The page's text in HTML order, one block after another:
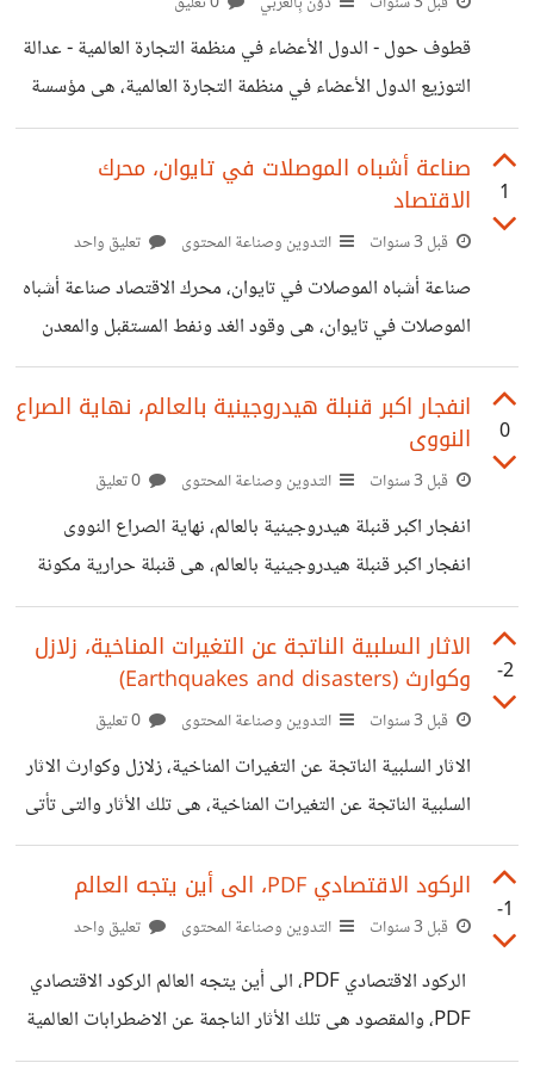
نعم الاقتصاد والذى هو هدف رئيس للولايات المتحدة ومبدأ
للتحرك صوبه، فالولايات المتحدة عنما ترغب فى شىء فالجميع
قطوف حول - الدول الأعضاء في منظمة التجارة العالمية - عدالة
التوزيع الدول الأعضاء في منظمة التجارة العالمية، هى مؤسسة
تم انشائها وذلك من أجل تحقيق التكامل الاقتصادى وتحرير
التجارة بين الدول الأعضاء، تابعونا على قطوف. الدول الأعضاء
في منظمة التجارة العالمية الدول الأعضاء في منظمة التجارة
العالمية عندما نتحدث عن الدول الأعضاء في منظمة التجارة
العالمية فاننا بصدد التعرف على الهدف من انشاء المنظمة، فقد تم
تأسيس منظمة التجارة العالمية لتحقيق مبدأ تكافؤ الفرص بين
1
صناعة أشباه الموصلات في تايوان، محرك
الاقتصاد
قبل 3 سنوات التدوين وصناعة المحتوى تعليق واحد
صناعة أشباه الموصلات في تايوان، محرك الاقتصاد صناعة أشباه
الموصلات في تايوان، هى وقود الغد ونفط المستقبل والمعدن
الأصفر وسر التقدم الصناعى والتقنى، تابعونا على قطوف. صناعة
أشباه الموصلات في تايوان صناعة أشباه الموصلات في تايوان
فى اطار الصراع الصينى الأمريكى يتسائل الكثيرين حول هل
الصين تصنع الرقائق الإلكترونية أم لا؟، وهل يسمح لها الخصم
اللدود (الولايات المتحدة) بالترخيص لانتاج هذة التكنولوجيا
المتطورة، كل هذا وأكثر ما سوف نتعرف عليه فى السطور القليلة
0
انفجار اكبر قنبلة هيدروجينية بالعالم، نهاية الصراع
النووى
قبل 3 سنوات التدوين وصناعة المحتوى
انفجار اكبر قنبلة هيدروجينية بالعالم، نهاية الصراع النووى
انفجار اكبر قنبلة هيدروجينية بالعالم، هى قنبلة حرارية مكونة
من عناصر الاندماج المكافئة والمكونة من الهيدروجين وتعد أقوى
من الانفجار النووى، تابع قطوف. انفجار اكبر قنبلة هيدروجينية
بالعالم تعتمد هذة القنبلة على توليد الاندماج الحرارى بين عناصر
(الهيدروجين) والذى يفوق السلاح النووى، تعد القنبلة
الهيدروجينية من أكبر أسلحة الدمار الشامل وهى قوة تدميرية
تفوق القنابل النووية. قطوف حول انفجار اكبر قنبلة هيدروجينية
-2
الاثار السلبية الناتجة عن التغيرات المناخية، زلازل
وكوارث (Earthquakes and disasters)
قبل 3 سنوات التدوين وصناعة المحتوى
الاثار السلبية الناتجة عن التغيرات المناخية، زلازل وكوارث الاثار
السلبية الناتجة عن التغيرات المناخية، هى تلك الأثار والتى تأتى
انعكاسا لتغيرات مناخية قد تؤدى الى حدوث كوارث طبيعية لا
يتحملها البشر، تابع قطوف. التغيرات المناخية كوارث وأزمات
الاثار السلبية الناتجة عن التغيرات المناخية يتوجس العالم خيفة
الأثار السلبية الناجمة عنها، تلك والتى ستؤثر على حياة البشرية
تأثيرا واضحا قد لا يتحمله أحد. قطوف حول الاثار السلبية
-1
الركود الاقتصادي PDF، الى أين يتجه العالم
قبل 3 سنوات التدوين وصناعة المحتوى تعليق واحد
الركود الاقتصادي PDF، الى أين يتجه العالم الركود الاقتصادي
PDF، والمقصود هى تلك الأثار الناجمة عن الاضطرابات العالمية
وشح الامدادات ما أدى الى ارتفاع التضخم فى شتى المجالات،